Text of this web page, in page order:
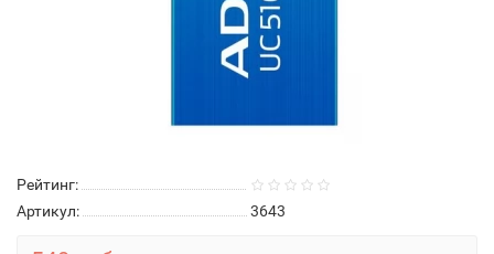
Рейтинг:
Артикул:
3643